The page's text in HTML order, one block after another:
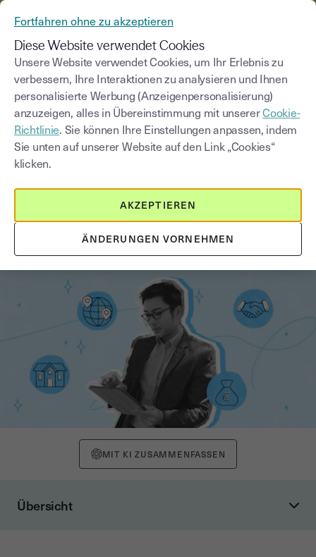
Blog
Kategorie auswählen Saisissez un terme
Der Maklervertrag: Alles, was Sie
wissen müssen
MIT KI ZUSAMMENFASSEN
Übersicht
Fortfahren ohne zu akzeptieren
Diese Website verwendet Cookies
Unsere Website verwendet Cookies, um Ihr Erlebnis zu
verbessern, Ihre Interaktionen zu analysieren und Ihnen
personalisierte Werbung (Anzeigenpersonalisierung)
anzuzeigen, alles in Übereinstimmung mit unsererCookie-
Richtlinie. Sie können Ihre Einstellungen anpassen, indem
Sie unten auf unserer Website auf den Link „Cookies“
klicken.
ÄNDERUNGEN VORNEHMEN
AKZEPTIEREN